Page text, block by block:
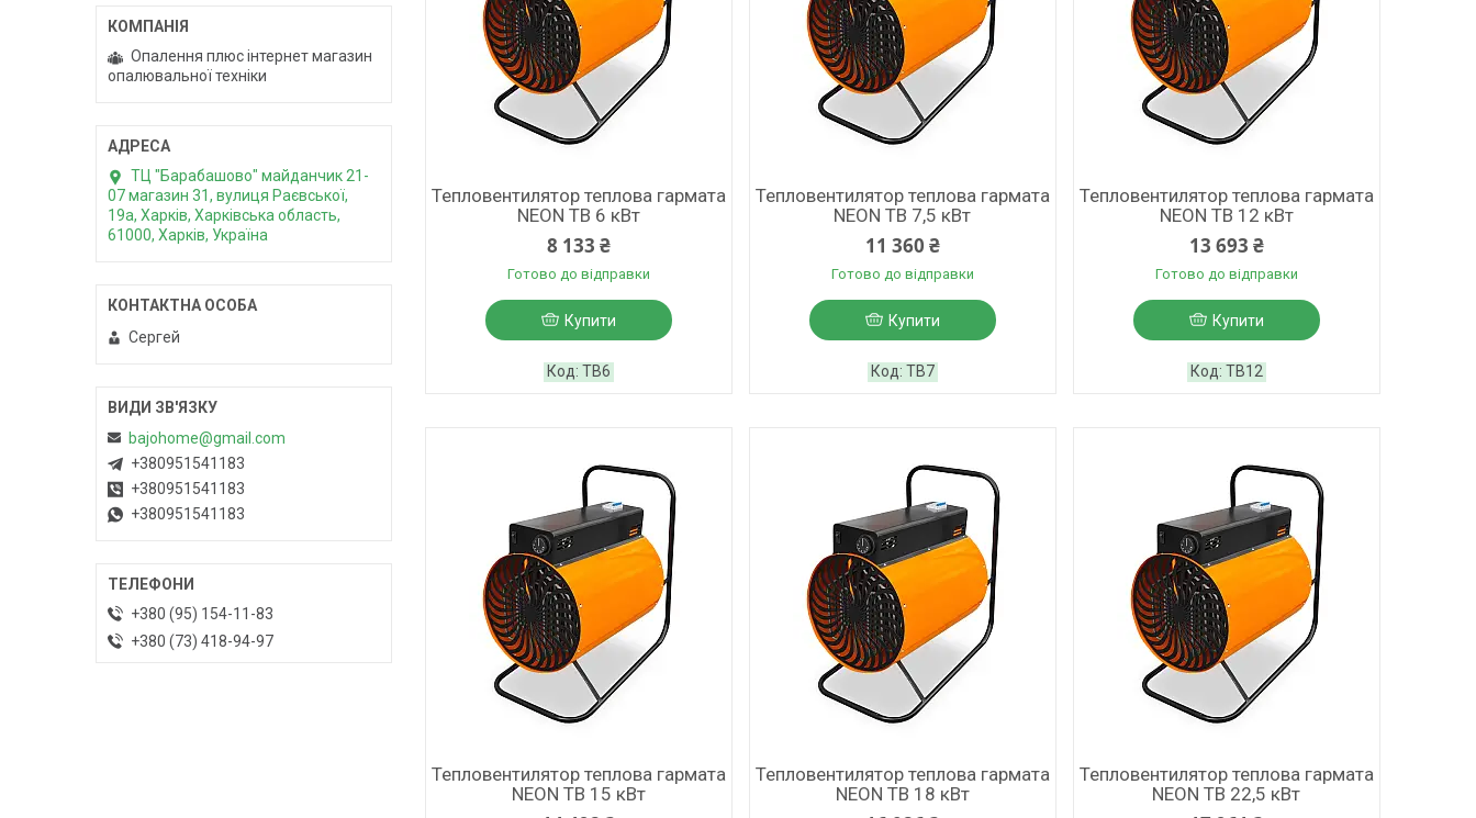
Тепловентилятор теплова гармата
NEON ТВ 6 кВт
8 133 ₴
Готово до відправки
Купити
ТВ6
Тепловентилятор теплова гармата
NEON ТВ 7,5 кВт
11 360 ₴
Готово до відправки
Купити
ТВ7
Тепловентилятор теплова гармата
NEON ТВ 12 кВт
13 693 ₴
Готово до відправки
Купити
ТВ12
Тепловентилятор теплова гармата
NEON ТВ 15 кВт
Тепловентилятор теплова гармата
NEON ТВ 18 кВт
Тепловентилятор теплова гармата
NEON ТВ 22,5 кВт
Опалення плюс інтернет магазин
опалювальної техніки
ТЦ "Барабашово" майданчик 21-
07 магазин 31, вулиця Раєвської,
19а, Харків, Харківська область,
61000, Харків, Україна
Сергей
bajohome@gmail.com
+380951541183
+380951541183
+380951541183
+380 (95) 154-11-83
+380 (73) 418-94-97